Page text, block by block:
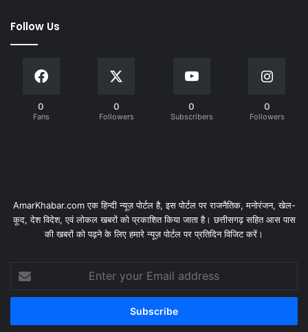
Follow Us
0
Fans
0
Followers
0
Subscribers
0
Followers
AmarKhabar.com एक हिन्दी न्यूज़ पोर्टल है, इस पोर्टल पर राजनैतिक, मनोरंजन, खेल-
कूद, देश विदेश, एवं लोकल खबरों को प्रकाशित किया जाता है। छत्तीसगढ़ सहित आस पास
की खबरों को पढ़ने के लिए हमारे न्यूज़ पोर्टल पर प्रतिदिन विजिट करें।
your
Email